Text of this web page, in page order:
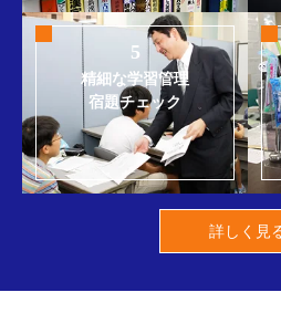
5
精細な学習管理
宿題チェック
詳しく見